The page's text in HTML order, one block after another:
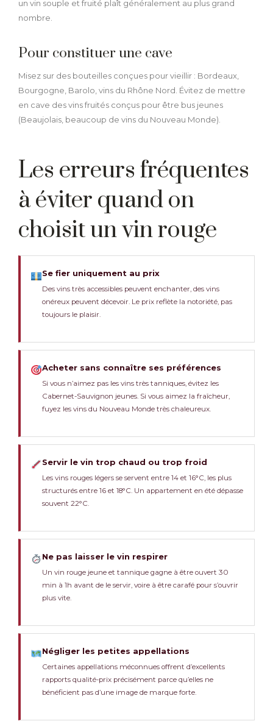
un vin souple et fruité plaît généralement au plus grand
nombre.
Pour constituer une cave
Misez sur des bouteilles conçues pour vieillir : Bordeaux,
Bourgogne, Barolo, vins du Rhône Nord. Évitez de mettre
en cave des vins fruités conçus pour être bus jeunes
(Beaujolais, beaucoup de vins du Nouveau Monde).
Les erreurs fréquentes
à éviter quand on
choisit un vin rouge
Se fier uniquement au prix
Des vins très accessibles peuvent enchanter, des vins
onéreux peuvent décevoir. Le prix reflète la notoriété, pas
toujours le plaisir.
Acheter sans connaître ses préférences
Si vous n’aimez pas les vins très tanniques, évitez les
Cabernet-Sauvignon jeunes. Si vous aimez la fraîcheur,
fuyez les vins du Nouveau Monde très chaleureux.
Servir le vin trop chaud ou trop froid
Les vins rouges légers se servent entre 14 et 16°C, les plus
structurés entre 16 et 18°C. Un appartement en été dépasse
souvent 22°C.
Ne pas laisser le vin respirer
Un vin rouge jeune et tannique gagne à être ouvert 30
min à 1h avant de le servir, voire à être carafé pour s’ouvrir
plus vite.
Négliger les petites appellations
Certaines appellations méconnues offrent d’excellents
rapports qualité-prix précisément parce qu’elles ne
bénéficient pas d’une image de marque forte.